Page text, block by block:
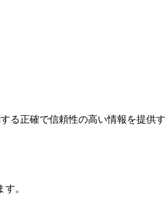
る正確で信頼性の高い情報を提
。